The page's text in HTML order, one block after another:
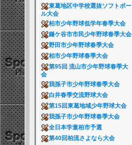
東葛地区中学校選抜ソフトボー
ル大会
柏市少年野球低学年春季大会
鎌ケ谷市市民少年野球春季大会
野田市少年野球春季大会
柏市少年野球春季大会
第95回 流山市少年野球春季大
会
我孫子市少年野球春季大会
白井春季交流野球大会
第15回東葛地域少年野球大会
我孫子市少年野球春季大会
全日本学童柏市予選
第40回柏流さよなら大会